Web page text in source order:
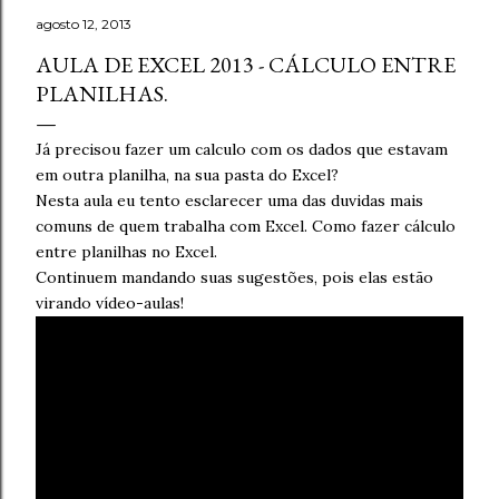
agosto 12, 2013
AULA DE EXCEL 2013 - CÁLCULO ENTRE
PLANILHAS.
Já precisou fazer um calculo com os dados que estavam
em outra planilha, na sua pasta do Excel?
Nesta aula eu tento esclarecer uma das duvidas mais
comuns de quem trabalha com Excel. Como fazer cálculo
entre planilhas no Excel.
Continuem mandando suas sugestões, pois elas estão
virando vídeo-aulas!